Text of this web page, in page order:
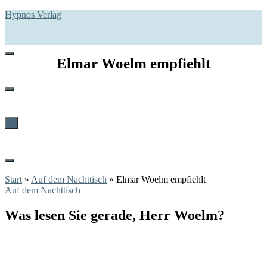
Hypnos Verlag
Elmar Woelm empfiehlt
Start » Auf dem Nachttisch » Elmar Woelm empfiehlt
Auf dem Nachttisch
Was lesen Sie gerade, Herr Woelm?